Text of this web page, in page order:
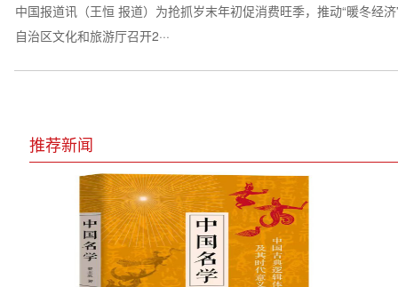
中国报道讯（王恒 报道）为抢抓岁末年初促消费旺季，推动“暖冬经
自治区文化和旅游厅召开2···
推荐新闻